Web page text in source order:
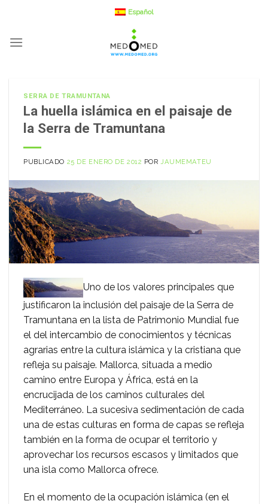
contenido
Español
SERRA DE TRAMUNTANA
La huella islámica en el paisaje de
la Serra de Tramuntana
PUBLICADO 25 DE ENERO DE 2012 PORJAUMEMATEU
Uno de los valores principales que
justificaron la inclusión del paisaje de la Serra de
Tramuntana en la lista de Patrimonio Mundial fue
el del intercambio de conocimientos y técnicas
agrarias entre la cultura islámica y la cristiana que
refleja su paisaje. Mallorca, situada a medio
camino entre Europa y África, está en la
encrucijada de los caminos culturales del
Mediterráneo. La sucesiva sedimentación de cada
una de estas culturas en forma de capas se refleja
también en la forma de ocupar el territorio y
aprovechar los recursos escasos y limitados que
una isla como Mallorca ofrece.
En el momento de la ocupación islámica (en el